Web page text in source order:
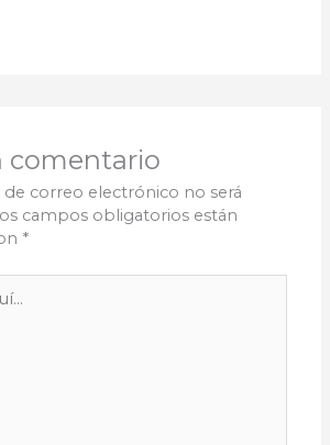
comentario
de correo electrónico no será
campos obligatorios están
*